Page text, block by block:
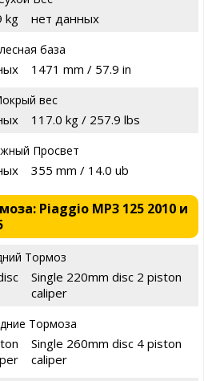
kg нет данных
база
1471 mm / 57.9 in
вес
117.0 kg / 257.9 lbs
Просвет
355 mm / 14.0 ub
Piaggio MP3 125 2010 и
Тормоз
Single 220mm disc 2 piston
caliper
Тормоза
Single 260mm disc 4 piston
caliper